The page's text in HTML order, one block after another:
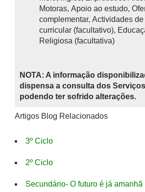
Motoras, Apoio ao estudo,
complementar, Actividades
curricular (facultativo),
Religiosa (facultativa)
NOTA: A informação
dispensa a consulta dos
podendo ter sofrido alterações.
Artigos Blog Relacionados
3º Ciclo
2º Ciclo
Secundário- O futuro é já amanhã